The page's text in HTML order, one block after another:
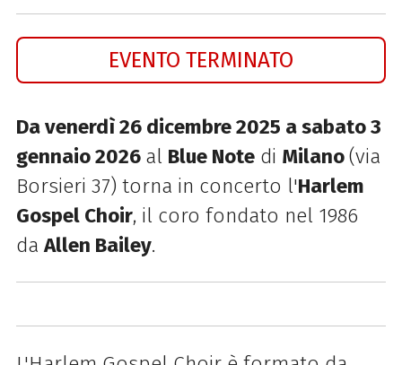
EVENTO TERMINATO
Da venerdì 26 dicembre 2025 a sabato 3
gennaio 2026 al Blue Notedi Milano(via
Borsieri 37) torna in concerto l'Harlem
Gospel Choir, il coro fondato nel 1986
daAllen Bailey.